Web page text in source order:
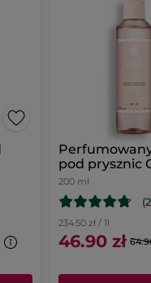
Perfumowany
pod prysznic
une Evidence
200 ml
234.50 zł / 1l
46.90 zł